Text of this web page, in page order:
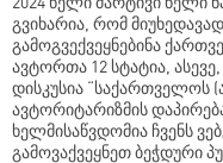
2024 წელი მარტივი
გვიხარია, რომ
გამოგვექვეყნებინა
ავტორთა 12 სტატია,
დისკუსია “საქართველოს
ავტორიტარიზმის
ხელმისაწვდომია ჩვენს
გამოვაქვეყნეთ ბეჭდური